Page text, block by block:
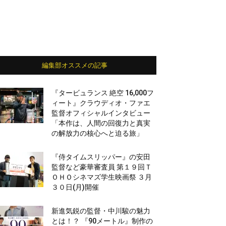
編集部オススメの記事
『タービュランス 絶空 16,000フ
ィート』クラウディオ・ファエ
監督オフィシャルインタビュー
「本作は、人間の回復力と真実
の解放力の核心へと迫る旅」
『侍タイムスリッパー』の安田
監督など豪華審査員 第１９回Ｔ
ＯＨＯシネマズ学生映画祭 ３月
３０日(月)開催
新進気鋭の監督・中川駿の魅力
とは！？ 『90メートル』制作の